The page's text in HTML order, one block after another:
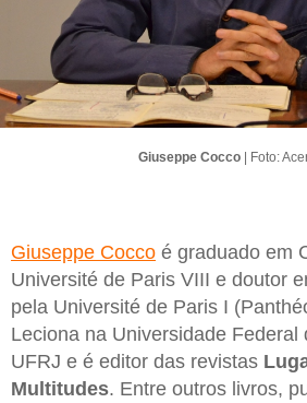
Giuseppe Cocco | Foto:
Giuseppe Cocco é graduado em
Université de Paris VIII e doutor
pela Université de Paris I
Leciona na Universidade Federal
UFRJ e é editor das revistas
Multitudes. Entre outros livros,